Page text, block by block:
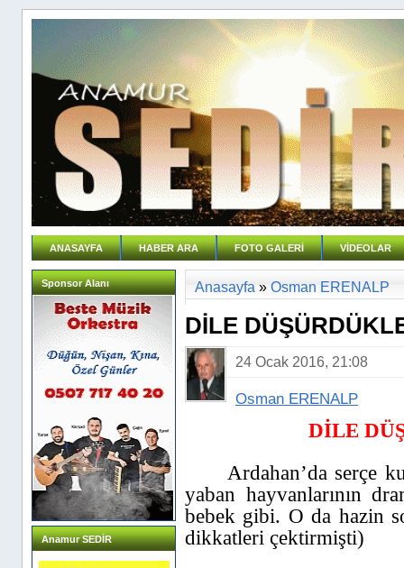
ANASAYFA HABER ARA FOTO GALERİ VİDEOLAR
Sponsor Alanı
Anamur SEDİR
Anasayfa » Osman ERENALP
DİLE
24 Ocak 2016, 21:08
Osman ERENALP
DİLE
Ardahan’da serçe
yaban hayvanlarının
bebek gibi. O da hazin
dikkatleri çektirmişti)